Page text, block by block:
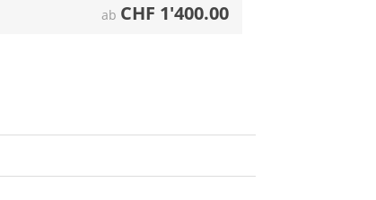
ab CHF 1'400.00